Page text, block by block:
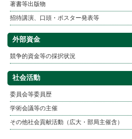
著書等出版物
招待講演、口頭・ポスター発表等
外部資金
競争的資金等の採択状況
社会活動
委員会等委員歴
学術会議等の主催
その他社会貢献活動（広大・部局主催含）